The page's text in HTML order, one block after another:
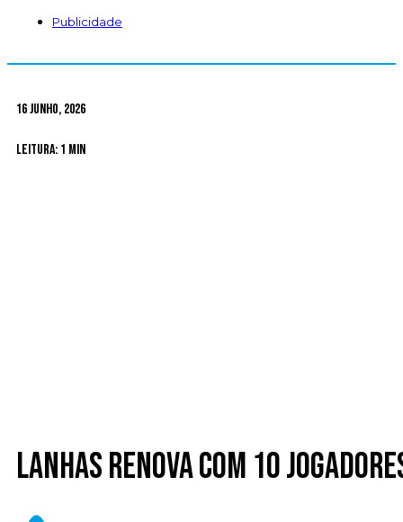
Publicidade
16 Junho, 2026
Leitura: 1 min
Lanhas renova com 10